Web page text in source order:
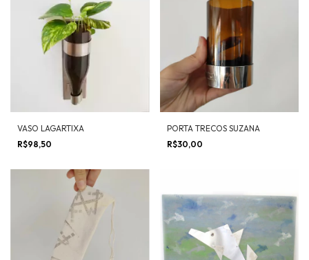
VASO LAGARTIXA
R$98,50
PORTA TRECOS SUZANA
R$30,00